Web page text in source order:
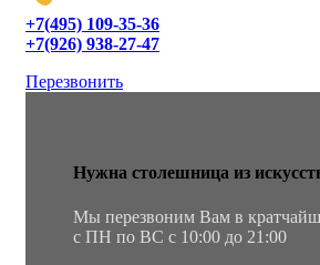
+7(495) 109-35-36
+7(926) 938-27-47
Перезвонить
Нужна столешница из
Мы перезвоним Вам в
с ПН по ВС с 10:00 до 21:00